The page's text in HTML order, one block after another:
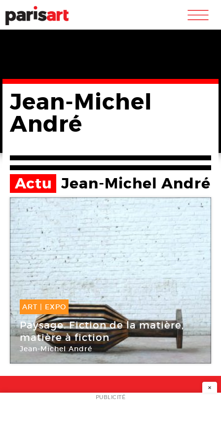
m
Jean-Michel
André
Actu Jean-Michel André
ART | EXPO
09 Juin -25 Juin 2017
Paysage. Fiction de la matière,
matière à fiction
Jean-Michel André
Plateforme
NEWSLETTER
×
PUBLICITÉ